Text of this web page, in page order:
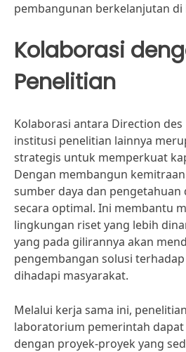
pembangunan berkelanjutan di
Kolaborasi
Penelitian
Kolaborasi antara Direction
institusi penelitian lainnya
strategis untuk memperkuat
Dengan membangun
sumber daya dan
secara optimal. Ini membantu
lingkungan riset yang lebih
yang pada gilirannya akan
pengembangan solusi
dihadapi masyarakat.
Melalui kerja sama ini,
laboratorium pemerintah
dengan proyek-proyek yang